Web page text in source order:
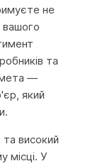
не
вашого
та
мета —
який
та високий
місці. У